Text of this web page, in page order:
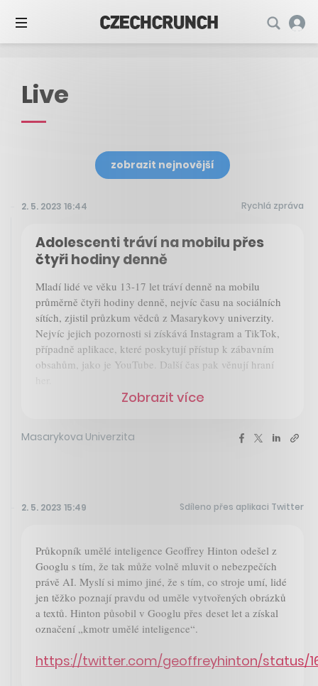
Live
zobrazit nejnovější
2. 5. 2023 16:44 Rychlá zpráva
Adolescenti tráví na mobilu přes
čtyři hodiny denně
Mladí lidé ve věku 13-17 let tráví denně na mobilu
průměrně čtyři hodiny denně, nejvíc času na sociálních
sítích, zjistil průzkum vědců z Masarykovy univerzity.
Nejvíc jejich pozornosti si získává Instagram a TikTok,
případně aplikace, které poskytují přístup k zábavním
obsahům, jako je YouTube. Další čas pak věnují hraní
Zobrazit více
Masarykova Univerzita
2. 5. 2023 15:49 Sdíleno přes aplikaci Twitter
Průkopník umělé inteligence Geoffrey Hinton odešel z
Googlu s tím, že tak může volně mluvit o nebezpečích
právě AI. Myslí si mimo jiné, že s tím, co stroje umí, lidé
jen těžko poznají pravdu od uměle vytvořených obrázků
a textů. Hinton působil v Googlu přes deset let a získal
označení „kmotr umělé inteligence“.
https://twitter.com/geoffreyhinton/status/